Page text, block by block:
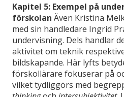
Kapitel 5: Exempel på
förskolan Även Kristina
med sin handledare Ingrid
undervisning. Dels handlar
aktivitet om teknik
bildskapande. Här lyfts
förskollärare fokuserar på
vilket tydliggörs med